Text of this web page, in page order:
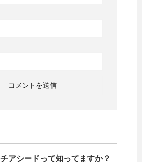
チアシードって知ってますか？